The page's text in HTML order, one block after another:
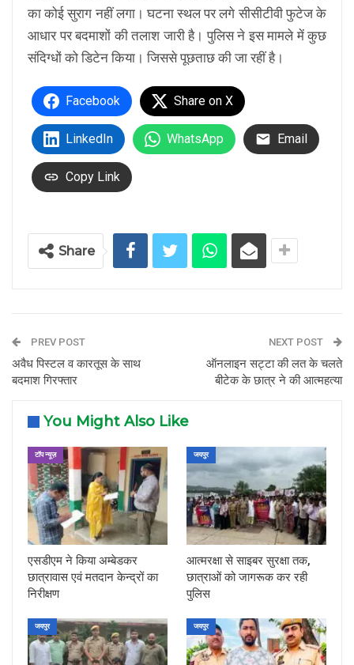
का कोई सुराग नहीं लगा। घटना स्थल पर लगे सीसीटीवी फुटेज के
आधार पर बदमाशों की तलाश जारी है। पुलिस ने इस मामले में कुछ
संदिग्धों को डिटेन किया। जिससे पूछताछ की जा रहीं है।
Facebook Share on X
LinkedIn WhatsApp Email
Copy Link
Share
PREV POST
अवैध पिस्टल व कारतूस के साथ
बदमाश गिरफ्तार
NEXT POST
ऑनलाइन सट्टा की लत के चलते
बीटेक के छात्र ने की आत्महत्या
You Might Also Like
टॉप न्यूज़
एसडीएम ने किया अम्बेडकर
छात्रावास एवं मतदान केन्द्रों का
निरीक्षण
जयपुर
आत्मरक्षा से साइबर सुरक्षा तक,
छात्राओं को जागरूक कर रही
पुलिस
जयपुर जयपुर